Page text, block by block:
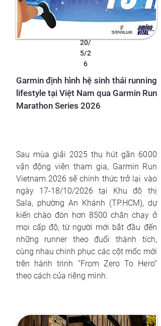
20/
5/2
6
Garmin định hình hệ sinh thái running
lifestyle tại Việt Nam qua Garmin Run
Marathon Series 2026
Sau mùa giải 2025 thu hút gần 6000
vận động viên tham gia, Garmin Run
Vietnam 2026 sẽ chính thức trở lại vào
ngày 17-18/10/2026 tại Khu đô thị
Sala, phường An Khánh (TP.HCM), dự
kiến chào đón hơn 8500 chân chạy ở
mọi cấp độ, từ người mới bắt đầu đến
những runner theo đuổi thành tích,
cùng nhau chinh phục các cột mốc mới
trên hành trình “From Zero To Hero”
theo cách của riêng mình.